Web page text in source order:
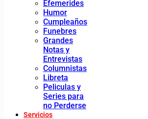
Efemerides
Humor
Cumpleaños
Funebres
Grandes
Notas y
Entrevistas
Columnistas
Libreta
Peliculas y
Series para
no Perderse
Servicios